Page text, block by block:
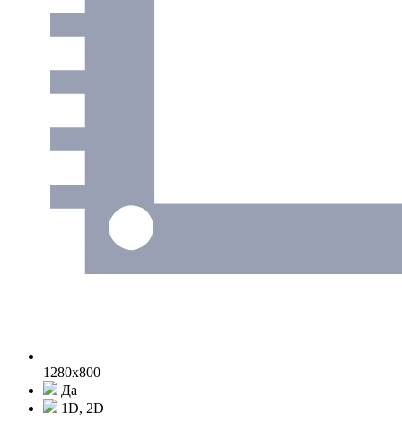
1280x800
Да
1D, 2D